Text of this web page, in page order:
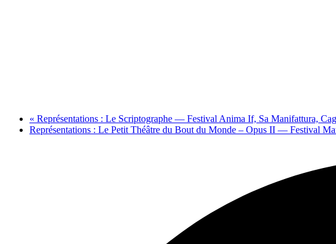
« Représentations : Le Scriptographe — Festival Anima If, Sa Manifattura,
Représentations : Le Petit Théâtre du Bout du Monde – Opus II — Festival